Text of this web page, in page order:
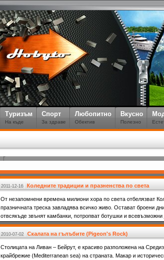
Туризъм
На къде
Спорт
За здраве
Любопитно
Обектив
Вкусно
Полезно
2011-12-16 Коледните традиции и празненства по света
От незапомнени времена милиони хора по света отбелязват
празничната треска завладява всичко живо. Остават броени
отвсякъде звънят камбанки, потропват ботушки и
подаръци
2010-07-02 Скалата на гълъбите (Pigeon's Rock)
Столицата на Ливан – Бейрут, е красиво разположена на
крайбрежие (Mediterranean sea) на страната. Макар и